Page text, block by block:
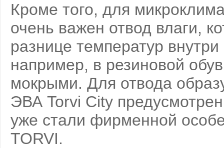
Кроме того, для
очень важен отвод влаги,
разнице температур
например, в резиновой
мокрыми. Для отвода
ЭВА Torvi City
уже стали фирменной
TORVI.